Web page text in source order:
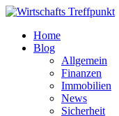
Home
Blog
Allgemein
Finanzen
Immobilien
News
Sicherheit